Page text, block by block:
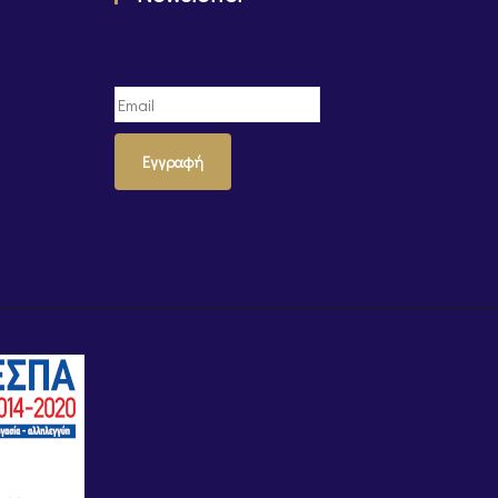
Εγγραφή